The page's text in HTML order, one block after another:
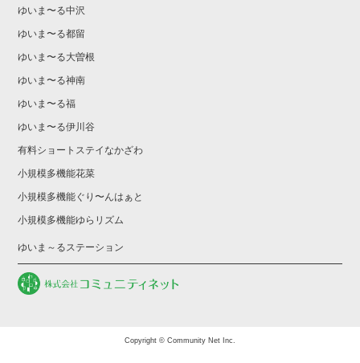
ゆいま〜る中沢
ゆいま〜る都留
ゆいま〜る大曽根
ゆいま〜る神南
ゆいま〜る福
ゆいま〜る伊川谷
有料ショートステイなかざわ
小規模多機能花菜
小規模多機能ぐり〜んはぁと
小規模多機能ゆらリズム
ゆいま～るステーション
Copyright © Community Net Inc.